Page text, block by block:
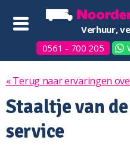
Verhuur,
0561 - 700 205
« Terug naar ervaringen
Staaltje van
service